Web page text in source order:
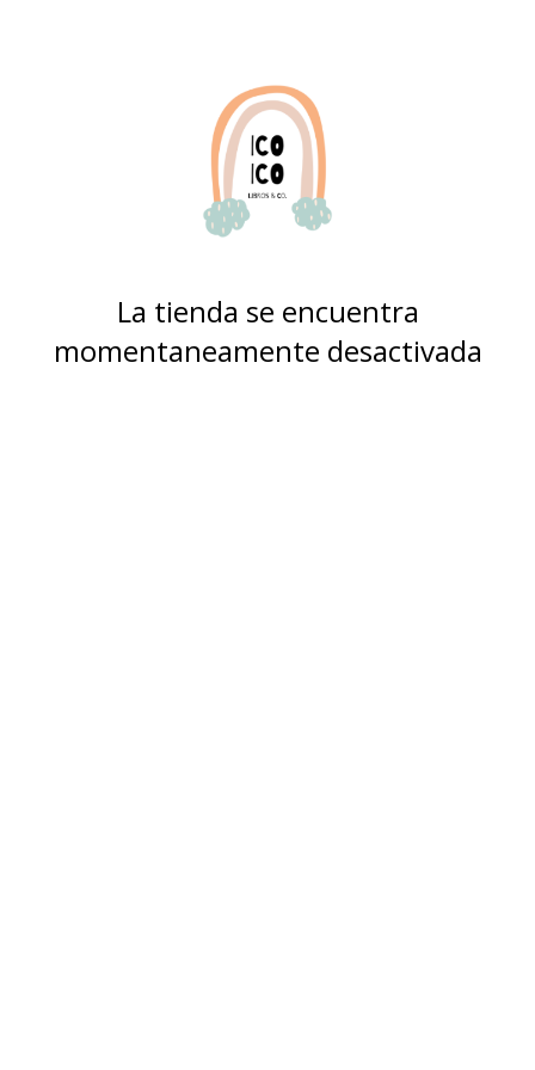
La tienda se encuentra
momentaneamente desactivada